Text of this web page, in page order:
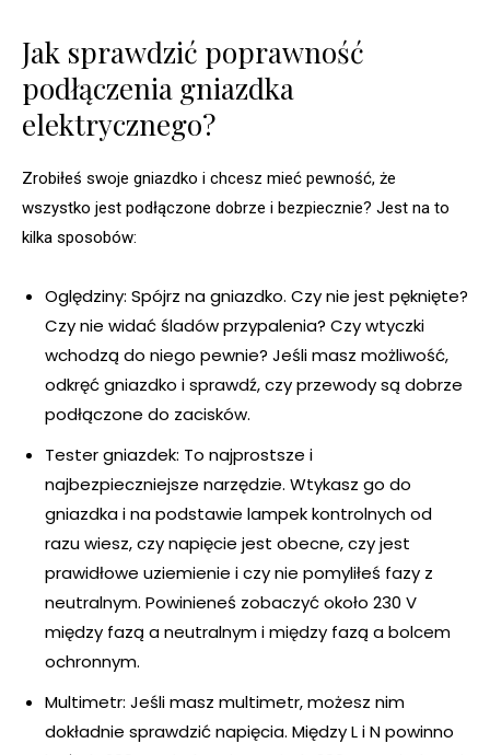
Jak sprawdzić poprawność
podłączenia gniazdka
elektrycznego?
Zrobiłeś swoje gniazdko i chcesz mieć pewność, że
wszystko jest podłączone dobrze i bezpiecznie? Jest na to
kilka sposobów:
Oględziny: Spójrz na gniazdko. Czy nie jest pęknięte?
Czy nie widać śladów przypalenia? Czy wtyczki
wchodzą do niego pewnie? Jeśli masz możliwość,
odkręć gniazdko i sprawdź, czy przewody są dobrze
podłączone do zacisków.
Tester gniazdek: To najprostsze i
najbezpieczniejsze narzędzie. Wtykasz go do
gniazdka i na podstawie lampek kontrolnych od
razu wiesz, czy napięcie jest obecne, czy jest
prawidłowe uziemienie i czy nie pomyliłeś fazy z
neutralnym. Powinieneś zobaczyć około 230 V
między fazą a neutralnym i między fazą a bolcem
ochronnym.
Multimetr: Jeśli masz multimetr, możesz nim
dokładnie sprawdzić napięcia. Między L i N powinno